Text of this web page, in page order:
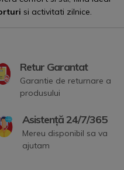
si activitati zilnice.
Retur Garantat
Garantie de returnare a
produsului
Asistență 24/7/365
Mereu disponibil sa va
ajutam